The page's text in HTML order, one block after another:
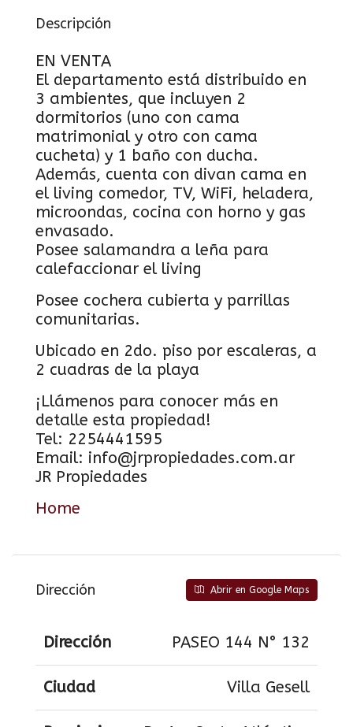
Descripción
EN VENTA
El departamento está distribuido en
3 ambientes, que incluyen 2
dormitorios (uno con cama
matrimonial y otro con cama
cucheta) y 1 baño con ducha.
Además, cuenta con divan cama en
el living comedor, TV, WiFi, heladera,
microondas, cocina con horno y gas
envasado.
Posee salamandra a leña para
calefaccionar el living
Posee cochera cubierta y parrillas
comunitarias.
Ubicado en 2do. piso por escaleras, a
2 cuadras de la playa
¡Llámenos para conocer más en
detalle esta propiedad!
Tel: 2254441595
Email: info@jrpropiedades.com.ar
JR Propiedades
Home
Dirección Abrir en Google Maps
Dirección PASEO 144 N° 132
Ciudad Villa Gesell